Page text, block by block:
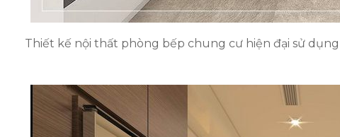
Thiết kế nội thất phòng bếp chung cư hiện đại sử